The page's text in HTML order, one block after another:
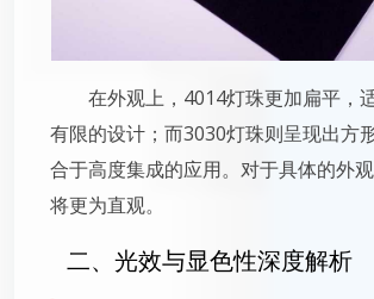
在外观上，4014灯珠更加扁平，
有限的设计；而3030灯珠则呈现出方
合于高度集成的应用。对于具体的外
将更为直观。
二、光效与显色性深度解析